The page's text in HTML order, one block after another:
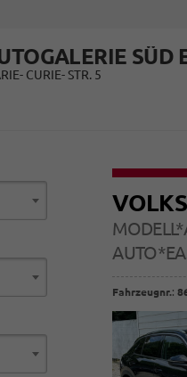
SÜD
CURIE- STR. 5
Fahrzeugnr.: